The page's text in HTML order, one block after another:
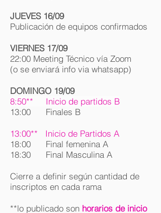
JUEVES 16/09
Publicación de equipos confirmados
VIERNES 17/09
22:00 Meeting Técnico vía Zoom
(o se enviará info via whatsapp)
DOMINGO 19/09
8:50** Inicio de partidos B
13:00 Finales B
13:00** Inicio de Partidos A
18:00 Final femenina A
18:30 Final Masculina A
Cierre a definir según cantidad de
inscriptos en cada rama
**lo publicado son horarios de inicio